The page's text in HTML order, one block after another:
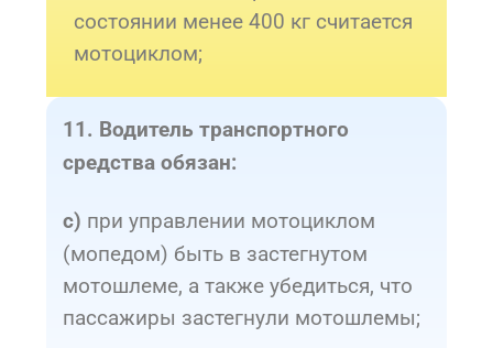
состоянии менее 400 кг считается
мотоциклом;
11. Водитель транспортного
средства обязан:
c) при управлении мотоциклом
(мопедом) быть в застегнутом
мотошлеме, а также убедиться, что
пассажиры застегнули мотошлемы;